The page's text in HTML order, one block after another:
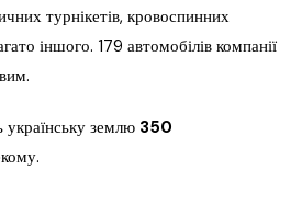
турнікетів, кровоспинних
іншого. 179 автомобілів компанії
землю 350